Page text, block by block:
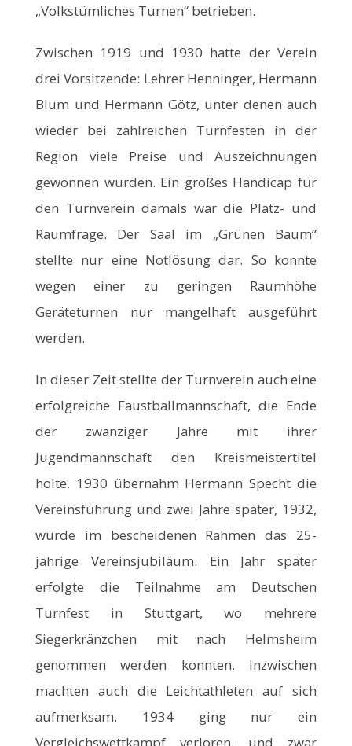
„Volkstümliches Turnen“ betrieben.
Zwischen 1919 und 1930 hatte der Verein
drei Vorsitzende: Lehrer Henninger, Hermann
Blum und Hermann Götz, unter denen auch
wieder bei zahlreichen Turnfesten in der
Region viele Preise und Auszeichnungen
gewonnen wurden. Ein großes Handicap für
den Turnverein damals war die Platz- und
Raumfrage. Der Saal im „Grünen Baum“
stellte nur eine Notlösung dar. So konnte
wegen einer zu geringen Raumhöhe
Geräteturnen nur mangelhaft ausgeführt
werden.
In dieser Zeit stellte der Turnverein auch eine
erfolgreiche Faustballmannschaft, die Ende
der zwanziger Jahre mit ihrer
Jugendmannschaft den Kreismeistertitel
holte. 1930 übernahm Hermann Specht die
Vereinsführung und zwei Jahre später, 1932,
wurde im bescheidenen Rahmen das 25-
jährige Vereinsjubiläum. Ein Jahr später
erfolgte die Teilnahme am Deutschen
Turnfest in Stuttgart, wo mehrere
Siegerkränzchen mit nach Helmsheim
genommen werden konnten. Inzwischen
machten auch die Leichtathleten auf sich
aufmerksam. 1934 ging nur ein
Vergleichswettkampf verloren, und zwar